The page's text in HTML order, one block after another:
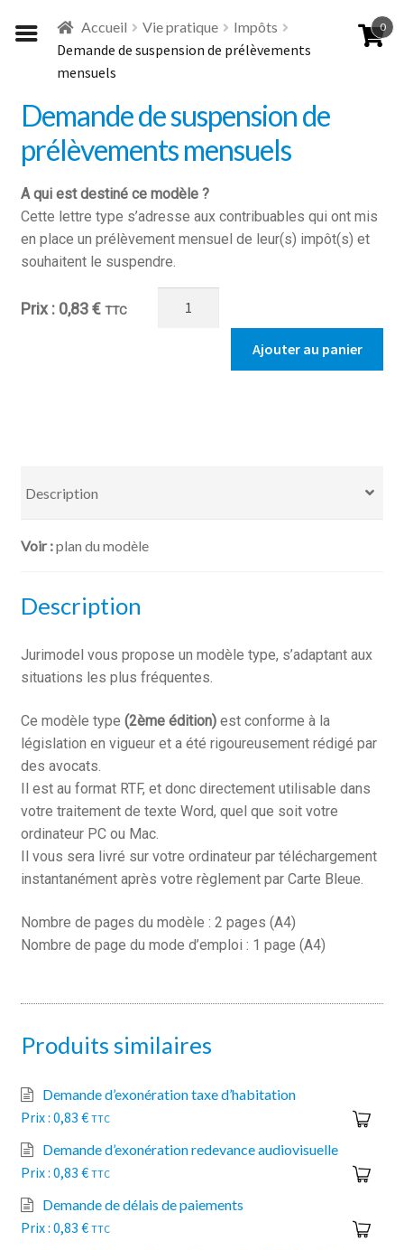
à
navigation
au
contenu
Accueil Vie pratique Impôts
Demande de suspension de prélèvements
mensuels
Demande de suspension de
prélèvements mensuels
A qui est destiné ce modèle ?
Cette lettre type s’adresse aux contribuables qui ont mis
en place un prélèvement mensuel de leur(s) impôt(s) et
souhaitent le suspendre.
Ajouter au panier
0,83€ TTC
Description
plan du modèle
Description
Jurimodel vous propose un modèle type, s’adaptant aux
situations les plus fréquentes.
Ce modèle type (2ème édition)est conforme à la
législation en vigueur et a été rigoureusement rédigé par
des avocats.
Il est au format RTF, et donc directement utilisable dans
votre traitement de texte Word, quel que soit votre
ordinateur PC ou Mac.
Il vous sera livré sur votre ordinateur par téléchargement
instantanément après votre règlement par Carte Bleue.
Nombre de pages du modèle : 2 pages (A4)
Nombre de page du mode d’emploi : 1 page (A4)
Produits similaires
Demande d’exonération taxe d’habitation
0,83 € TTC
Demande d’exonération redevance audiovisuelle
0,83 € TTC
Demande de délais de paiements
0,83 € TTC
0